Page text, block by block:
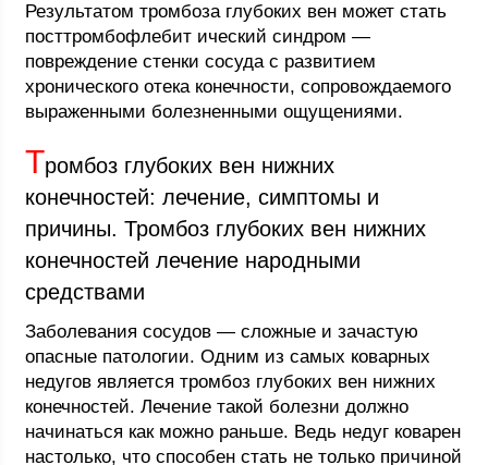
Результатом тромбоза глубоких вен может стать
посттромбофлебит ический синдром —
повреждение стенки сосуда с развитием
хронического отека конечности, сопровождаемого
выраженными болезненными ощущениями.
Тромбоз глубоких вен нижних
конечностей: лечение, симптомы и
причины. Тромбоз глубоких вен нижних
конечностей лечение народными
средствами
Заболевания сосудов — сложные и зачастую
опасные патологии. Одним из самых коварных
недугов является тромбоз глубоких вен нижних
конечностей. Лечение такой болезни должно
начинаться как можно раньше. Ведь недуг коварен
настолько, что способен стать не только причиной